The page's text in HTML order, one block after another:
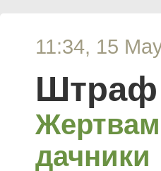
11:34, 15
Штраф
дачники